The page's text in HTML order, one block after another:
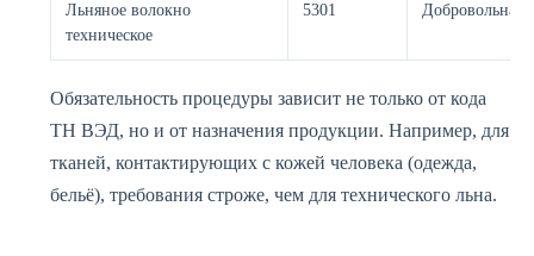
Льняное волокно
техническое
5301 Добровольная
Обязательность процедуры зависит не только от кода
ТН ВЭД, но и от назначения продукции. Например, для
тканей, контактирующих с кожей человека (одежда,
бельё), требования строже, чем для технического льна.